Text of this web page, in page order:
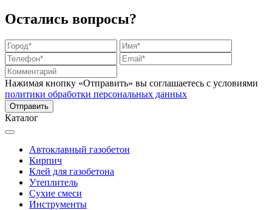
Остались вопросы?
Нажимая кнопку «Отправить» вы соглашаетесь с условиями
политики обработки персональных данных
Каталог
Автоклавный газобетон
Кирпич
Клей для газобетона
Утеплитель
Сухие смеси
Инструменты